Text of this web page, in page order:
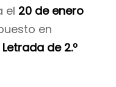
el 20 de enero
en
de 2.º